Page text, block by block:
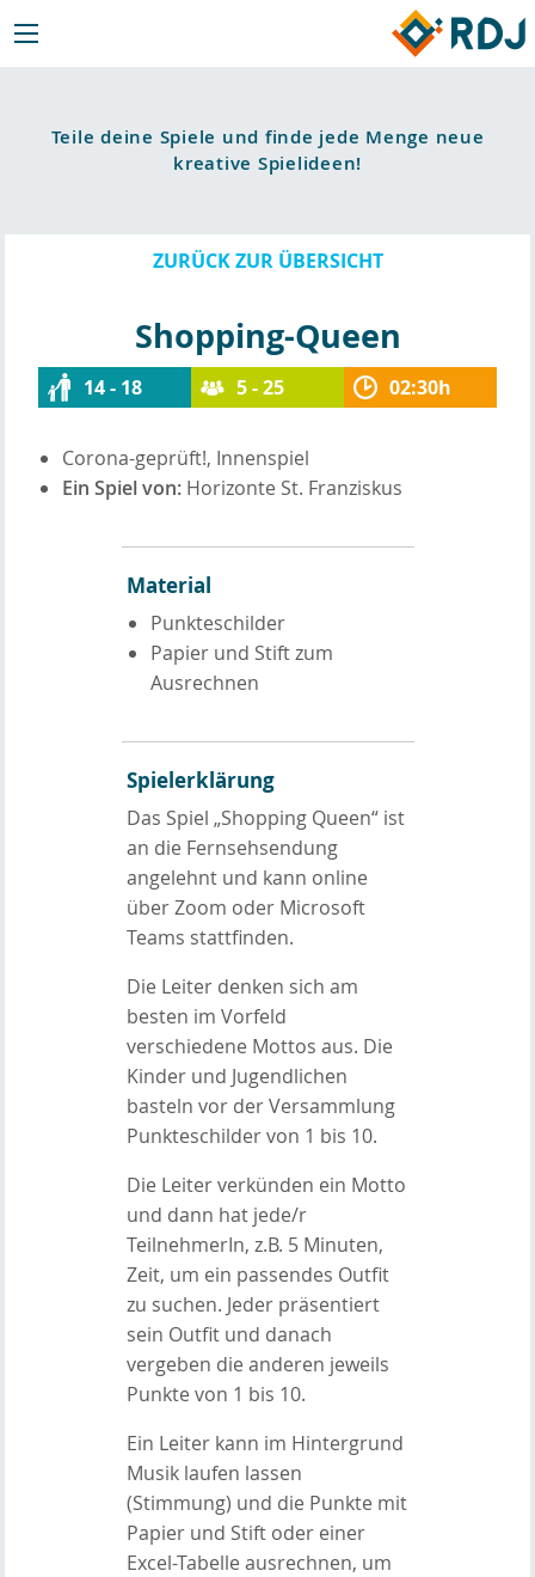
Teile deine Spiele und finde jede Menge neue
kreative Spielideen!
ZURÜCK ZUR ÜBERSICHT
Shopping-Queen
14 - 18 5 - 25 02:30h
Corona-geprüft!, Innenspiel
Ein Spiel von: Horizonte St. Franziskus
Material
Punkteschilder
Papier und Stift zum
Ausrechnen
Spielerklärung
Das Spiel „Shopping Queen“ ist
an die Fernsehsendung
angelehnt und kann online
über Zoom oder Microsoft
Teams stattfinden.
Die Leiter denken sich am
besten im Vorfeld
verschiedene Mottos aus. Die
Kinder und Jugendlichen
basteln vor der Versammlung
Punkteschilder von 1 bis 10.
Die Leiter verkünden ein Motto
und dann hat jede/r
TeilnehmerIn, z.B. 5 Minuten,
Zeit, um ein passendes Outfit
zu suchen. Jeder präsentiert
sein Outfit und danach
vergeben die anderen jeweils
Punkte von 1 bis 10.
Ein Leiter kann im Hintergrund
Musik laufen lassen
(Stimmung) und die Punkte mit
Papier und Stift oder einer
Excel-Tabelle ausrechnen, um